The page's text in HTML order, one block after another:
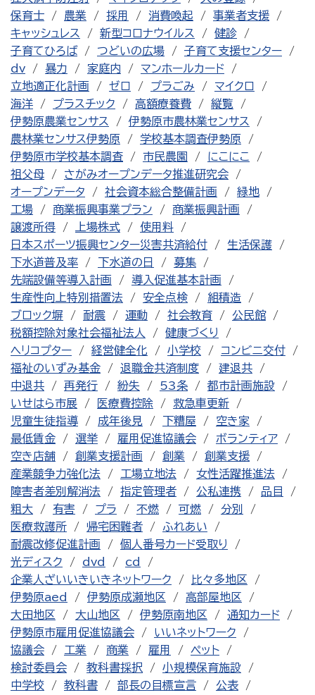
保育士
農業 採用 消費喚起
事業者支援
キャッシュレス
新型コロナウイルス
健診
子育てひろば
つどいの広場
子育て支援センター
dv
暴力 家庭内
マンホールカード
立地適正化計画
ゼロ プラごみ
マイクロ
海洋
プラスチック 高額療養費
縦覧
伊勢原農業センサス
伊勢原市農林業センサス
農林業センサス伊勢原
学校基本調査伊勢原
伊勢原市学校基本調査
市民農園
にこにこ
祖父母
さがみオープンデータ推進研究会
オープンデータ
社会資本総合整備計画
緑地
工場
商業振興事業プラン
商業振興計画
譲渡所得
上場株式
使用料
日本スポーツ振興センター災害共済給付
生活保護
下水道普及率
下水道の日
募集
先端設備等導入計画
導入促進基本計画
生産性向上特別措置法
安全点検
組積造
ブロック塀
耐震 運動 社会教育
公民館
税額控除対象社会福祉法人
健康づくり
ヘリコプター
経営健全化 小学校
コンビニ交付
福祉のいずみ基金
退職金共済制度
建退共
中退共
再発行 紛失 53条
都市計画施設
いせはら市展
医療費控除
救急車更新
児童生徒指導
成年後見 下糟屋
空き家
最低賃金
選挙 雇用促進協議会
ボランティア
空き店舗
創業支援計画 創業
創業支援
産業競争力強化法
工場立地法
女性活躍推進法
障害者差別解消法
指定管理者 公私連携
品目
粗大
有害 プラ 不燃 可燃
分別
医療救護所
帰宅困難者
ふれあい
耐震改修促進計画
個人番号カード受取り
光ディスク
dvd
cd
企業人ざいいきいきネットワーク
比々多地区
伊勢原aed
伊勢原成瀬地区
高部屋地区
大田地区
大山地区 伊勢原南地区
通知カード
伊勢原市雇用促進協議会
いいネットワーク
協議会
工業 商業 雇用
ペット
検討委員会
教科書採択
小規模保育施設
中学校
教科書 部長の目標宣言 公表